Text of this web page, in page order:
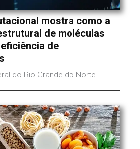
mostra como a
de moléculas
de
do Rio Grande do Norte